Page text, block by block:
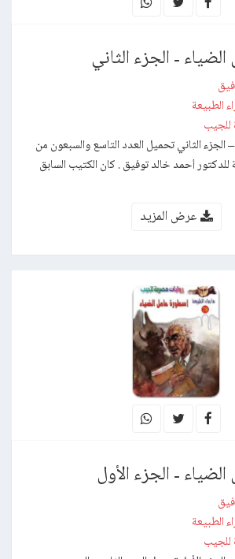
- الجزء الثاني
الطبيعة
للجيب
الثاني تحميل العدد التاسع والسبعون من
للدكتور أحمد خالد توفيق . كان الكتيب السابق
عرض المزيد
- الجزء الأول
الطبيعة
للجيب